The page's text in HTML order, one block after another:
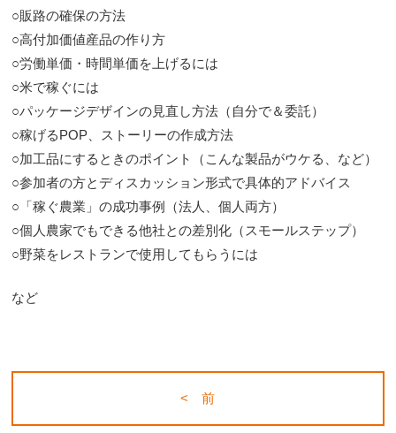
○販路の確保の方法
○高付加価値産品の作り方
○労働単価・時間単価を上げるには
○米で稼ぐには
○パッケージデザインの見直し方法（自分で＆委託）
○稼げるPOP、ストーリーの作成方法
○加工品にするときのポイント（こんな製品がウケる、など）
○参加者の方とディスカッション形式で具体的アドバイス
○「稼ぐ農業」の成功事例（法人、個人両方）
○個人農家でもできる他社との差別化（スモールステップ）
○野菜をレストランで使用してもらうには
など
< 前